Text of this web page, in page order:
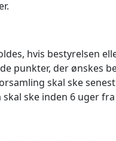
hvis bestyrelsen
punkter, der ønskes
skal ske
ske inden 6 uger